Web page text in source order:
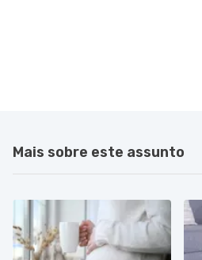
Mais sobre este assunto